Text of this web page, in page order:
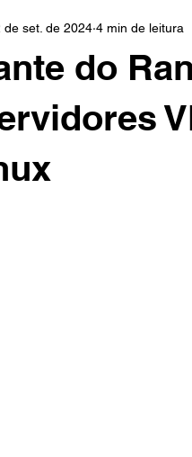
do
de set. de 2024 4 min de leitura